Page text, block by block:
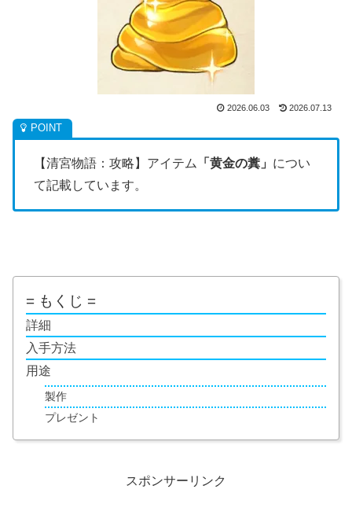
2026.06.03 2026.07.13
【清宮物語：攻略】アイテム 「黄金の糞」 につい
て記載しています。
= もくじ =
詳細
入手方法
用途
製作
プレゼント
スポンサーリンク